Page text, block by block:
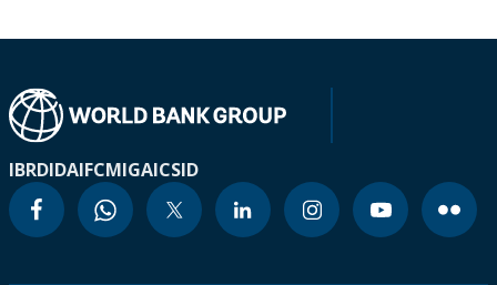
IBRDIDAIFCMIGAICSID